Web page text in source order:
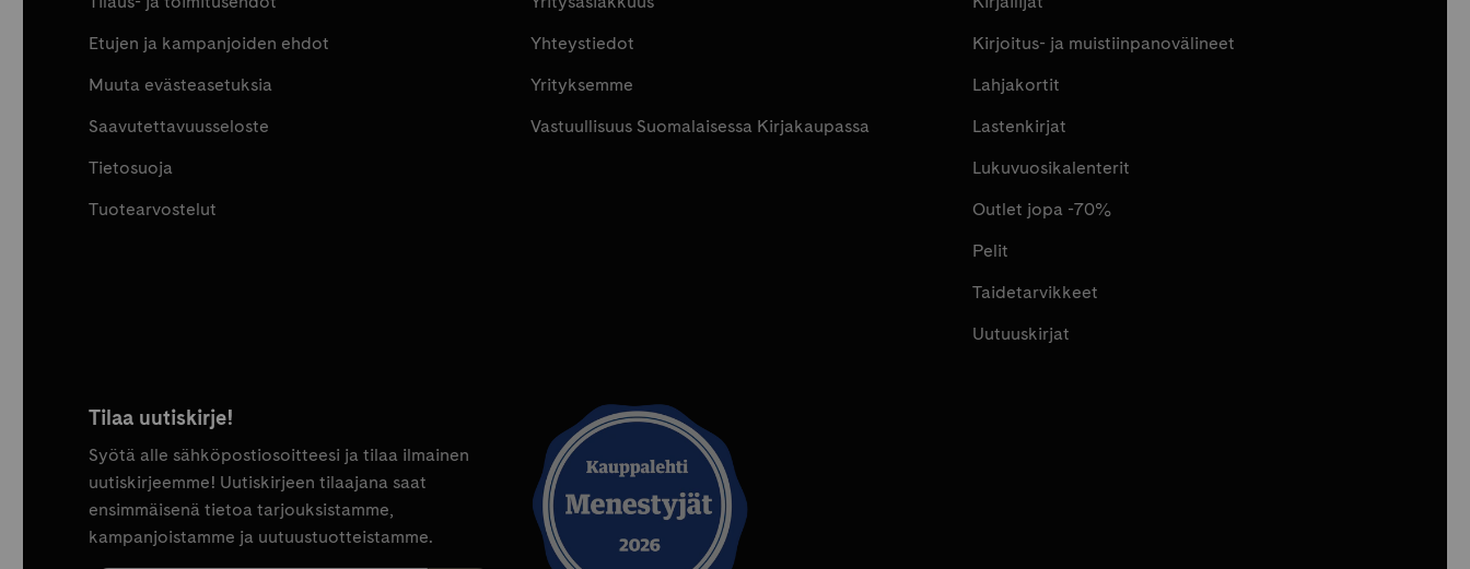
Etujen ja kampanjoiden ehdot
Muuta evästeasetuksia
Saavutettavuusseloste
Tietosuoja
Tuotearvostelut
Yhteystiedot
Yrityksemme
Vastuullisuus Suomalaisessa Kirjakaupassa
Kirjoitus- ja muistiinpanovälineet
Lahjakortit
Lastenkirjat
Lukuvuosikalenterit
Outlet jopa -70%
Pelit
Taidetarvikkeet
Uutuuskirjat
Tilaa uutiskirje!
Syötä alle sähköpostiosoitteesi ja tilaa ilmainen
uutiskirjeemme! Uutiskirjeen tilaajana saat
ensimmäisenä tietoa tarjouksistamme,
kampanjoistamme ja uutuustuotteistamme.